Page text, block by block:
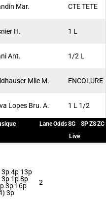
Mar. CTE TETE
H. 1 L
Ant. 1/2 L
Mlle M. ENCOLURE
Lopes Bru. A. 1 L 1/2
LaneOddsSG SPZSZC
Live
3p 4p 13p
3p 1p 8p
3p 16p
3p
2